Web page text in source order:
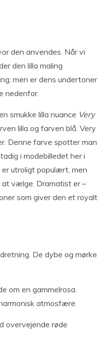
den anvendes. Når vi
den lilla maling
men er dens undertoner
nedenfor.
smukke lilla nuance Very
lilla og farven blå. Very
Denne farve spotter man
i modebilledet her i
utroligt populært, men
vælge. Dramatist er –
som giver den et royalt
De dybe og mørke
om en gammelrosa.
atmosfære.
overvejende røde